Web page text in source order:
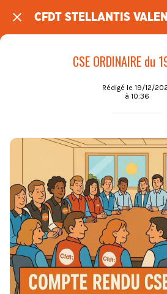
CFDT STELLANTIS
CSE ORDINAIRE du
Rédigé le 19/12/
à 10:36